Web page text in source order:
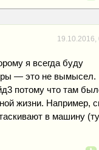
19.10.2016,
я всегда буду
— это не вымысел.
потому что там
жизни. Например,
в машину